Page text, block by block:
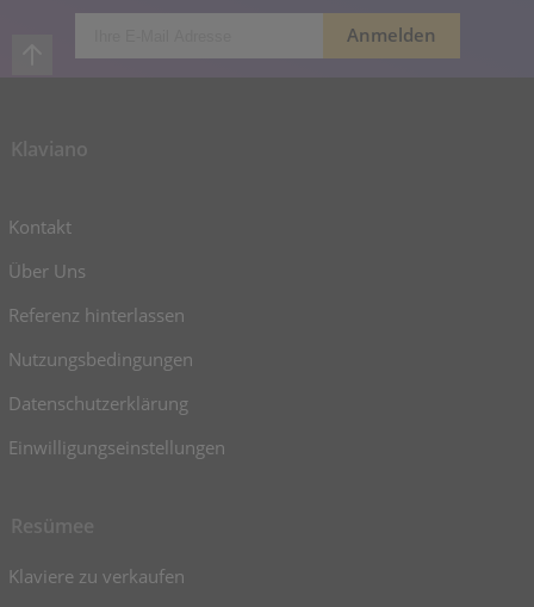
Kontakt
Über Uns
Referenz hinterlassen
Nutzungsbedingungen
Datenschutzerklärung
Einwilligungseinstellungen
Klaviere zu verkaufen